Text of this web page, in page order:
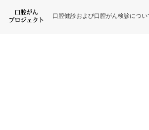
口腔健診および口腔がん検診につ